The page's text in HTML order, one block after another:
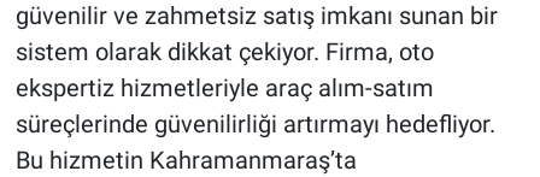
güvenilir ve zahmetsiz satış imkanı sunan bir
sistem olarak dikkat çekiyor. Firma, oto
ekspertiz hizmetleriyle araç alım-satım
süreçlerinde güvenilirliği artırmayı hedefliyor.
Bu hizmetin Kahramanmaraş’ta